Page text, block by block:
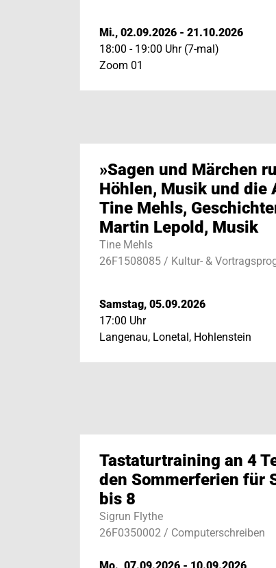
Mi., 02.09.2026 - 21.10.2026
18:00 - 19:00 Uhr (7-mal)
Zoom 01
»Sagen und Märchen
Höhlen, Musik und die
Tine Mehls,
Martin Lepold, Musik
Tine Mehls
26F1508085 / Kultur- &
Samstag, 05.09.2026
17:00 Uhr
Langenau, Lonetal, Hohlenstein
Tastaturtraining an 4
den Sommerferien für
bis 8
Sigrun Flythe
26F0350002 / Computerschreiben